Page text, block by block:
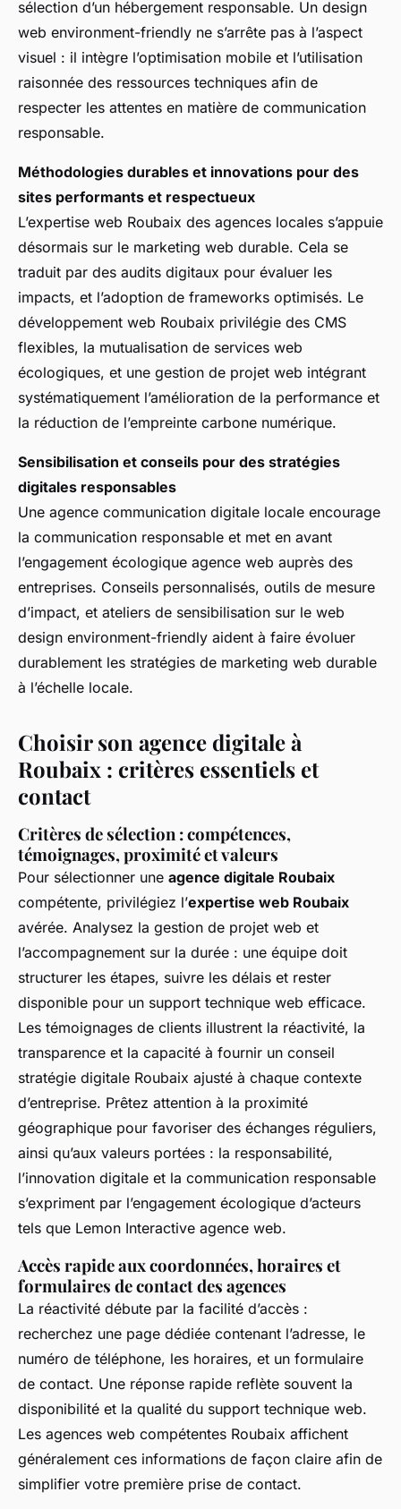
sélection d’un hébergement responsable. Un design
web environment-friendly ne s’arrête pas à l’aspect
visuel : il intègre l’optimisation mobile et l’utilisation
raisonnée des ressources techniques afin de
respecter les attentes en matière de communication
responsable.
Méthodologies durables et innovations pour des
sites performants et respectueux
L’expertise web Roubaix des agences locales s’appuie
désormais sur le marketing web durable. Cela se
traduit par des audits digitaux pour évaluer les
impacts, et l’adoption de frameworks optimisés. Le
développement web Roubaix privilégie des CMS
flexibles, la mutualisation de services web
écologiques, et une gestion de projet web intégrant
systématiquement l’amélioration de la performance et
la réduction de l’empreinte carbone numérique.
Sensibilisation et conseils pour des stratégies
digitales responsables
Une agence communication digitale locale encourage
la communication responsable et met en avant
l’engagement écologique agence web auprès des
entreprises. Conseils personnalisés, outils de mesure
d’impact, et ateliers de sensibilisation sur le web
design environment-friendly aident à faire évoluer
durablement les stratégies de marketing web durable
à l’échelle locale.
Choisir son agence digitale à
Roubaix : critères essentiels et
contact
Critères de sélection : compétences,
témoignages, proximité et valeurs
Pour sélectionner une agence digitale Roubaix
compétente, privilégiez l’expertise web Roubaix
avérée. Analysez la gestion de projet web et
l’accompagnement sur la durée : une équipe doit
structurer les étapes, suivre les délais et rester
disponible pour un support technique web efficace.
Les témoignages de clients illustrent la réactivité, la
transparence et la capacité à fournir un conseil
stratégie digitale Roubaix ajusté à chaque contexte
d’entreprise. Prêtez attention à la proximité
géographique pour favoriser des échanges réguliers,
ainsi qu’aux valeurs portées : la responsabilité,
l’innovation digitale et la communication responsable
s’expriment par l’engagement écologique d’acteurs
tels que Lemon Interactive agence web.
Accès rapide aux coordonnées, horaires et
formulaires de contact des agences
La réactivité débute par la facilité d’accès :
recherchez une page dédiée contenant l’adresse, le
numéro de téléphone, les horaires, et un formulaire
de contact. Une réponse rapide reflète souvent la
disponibilité et la qualité du support technique web.
Les agences web compétentes Roubaix affichent
généralement ces informations de façon claire afin de
simplifier votre première prise de contact.